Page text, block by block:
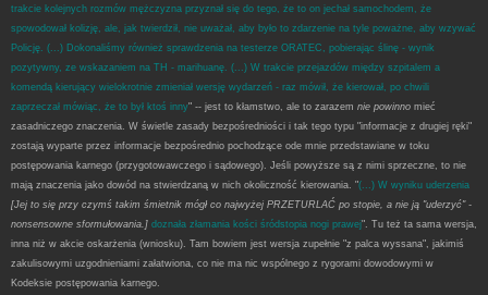
trakcie kolejnych rozmów mężczyzna przyznał się do tego, że to on jechał samochodem, że
spowodował kolizję, ale, jak twierdził, nie uważał, aby było to zdarzenie na tyle poważne, aby wzywać
Policję. (...) Dokonaliśmy również sprawdzenia na testerze ORATEC, pobierając ślinę - wynik
pozytywny, ze wskazaniem na TH - marihuanę. (...) W trakcie przejazdów między szpitalem a
komendą kierujący wielokrotnie zmieniał wersję wydarzeń - raz mówił, że kierował, po chwili
zaprzeczał mówiąc, że to był ktoś inny" -- jest to kłamstwo, ale to zarazem nie powinno mieć
zasadniczego znaczenia. W świetle zasady bezpośredniości i tak tego typu "informacje z drugiej ręki"
zostają wyparte przez informacje bezpośrednio pochodzące ode mnie przedstawiane w toku
postępowania karnego (przygotowawczego i sądowego). Jeśli powyższe są z nimi sprzeczne, to nie
mają znaczenia jako dowód na stwierdzaną w nich okoliczność kierowania. "(...) W wyniku uderzenia
[Jej to się przy czymś takim śmietnik mógł co najwyżej PRZETURLAĆ po stopie, a nie ją "uderzyć" -
nonsensowne sformułowania.] doznała złamania kości śródstopia nogi prawej". Tu też ta sama wersja,
inna niż w akcie oskarżenia (wniosku). Tam bowiem jest wersja zupełnie "z palca wyssana", jakimiś
zakulisowymi uzgodnieniami załatwiona, co nie ma nic wspólnego z rygorami dowodowymi w
Kodeksie postępowania karnego.